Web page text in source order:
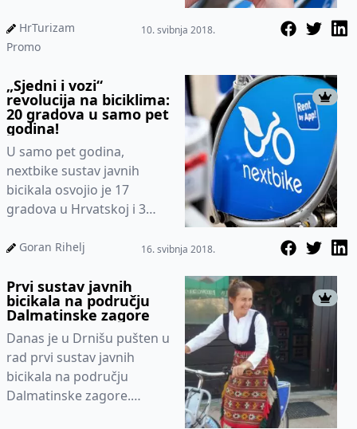
u nextbike mreži od preko
150 naj...
HrTurizam
Promo
10. svibnja 2018.
„Sjedni i vozi“
revolucija na biciklima:
20 gradova u samo pet
godina!
U samo pet godina,
nextbike sustav javnih
bicikala osvojio je 17
gradova u Hrvatskoj i 3
Hercegovini,a do ljeta će se
Goran Rihelj 16. svibnja 2018.
Prvi sustav javnih
bicikala na području
Dalmatinske zagore
Danas je u Drnišu pušten u
rad prvi sustav javnih
bicikala na području
Dalmatinske zagore.